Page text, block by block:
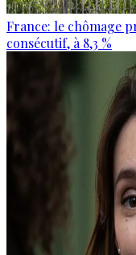
France: le chômage
consécutif, à 8,3 %